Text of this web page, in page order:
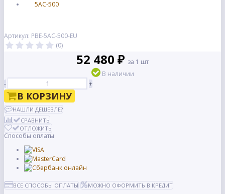
Артикул: PBE-5AC-500-EU
(0)
52 480 ₽ за 1 шт
В наличии
-
+
В КОРЗИНУ
НАШЛИ ДЕШЕВЛЕ?
СРАВНИТЬ
ОТЛОЖИТЬ
Способы оплаты
ВСЕ СПОСОБЫ ОПЛАТЫ
МОЖНО ОФОРМИТЬ В КРЕДИТ